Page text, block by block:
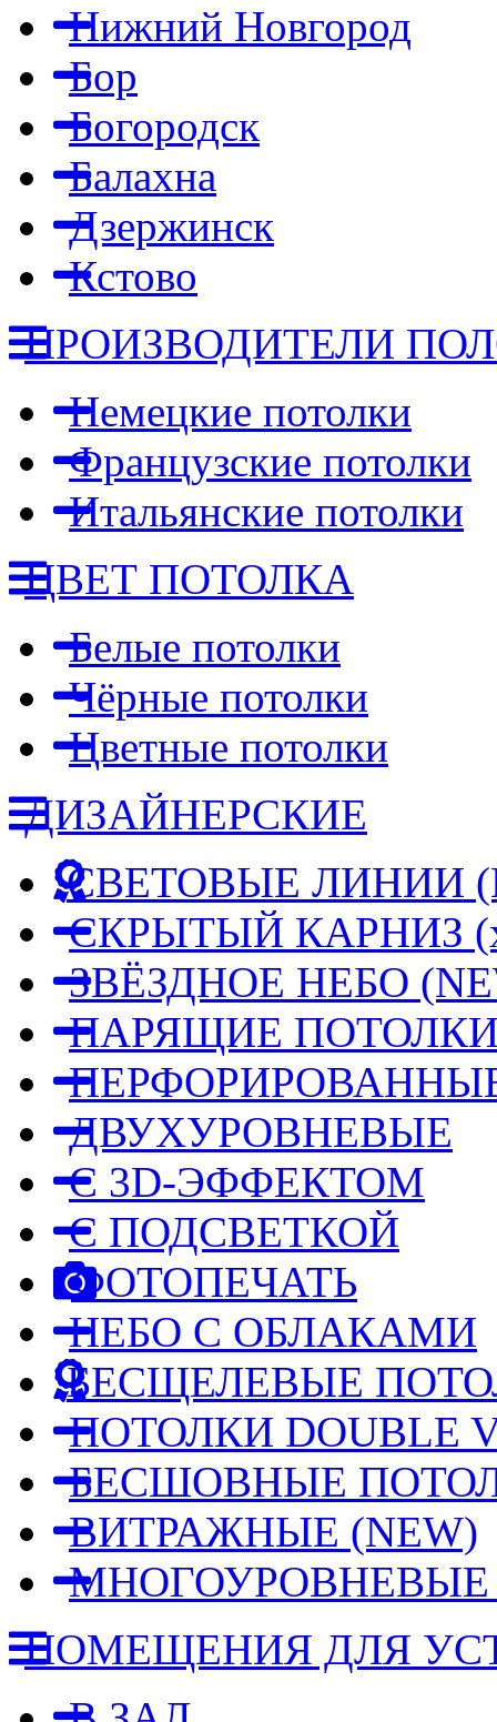
Нижний Новгород
Бор
Богородск
Балахна
Дзержинск
Кстово
ПРОИЗВОДИТЕЛИ
Немецкие потолки
Французские потолки
Итальянские потолки
ЦВЕТ ПОТОЛКА
Белые потолки
Чёрные потолки
Цветные потолки
ДИЗАЙНЕРСКИЕ
СВЕТОВЫЕ ЛИНИИ
СКРЫТЫЙ КАРНИЗ
ЗВЁЗДНОЕ НЕБО
ПАРЯЩИЕ
ДВУХУРОВНЕВЫЕ
С 3D-ЭФФЕКТОМ
С ПОДСВЕТКОЙ
ФОТОПЕЧАТЬ
НЕБО С ОБЛАКАМИ
БЕСЩЕЛЕВЫЕ
ПОТОЛКИ DOUBLE
БЕСШОВНЫЕ
ВИТРАЖНЫЕ (NEW)
ПОМЕЩЕНИЯ ДЛЯ